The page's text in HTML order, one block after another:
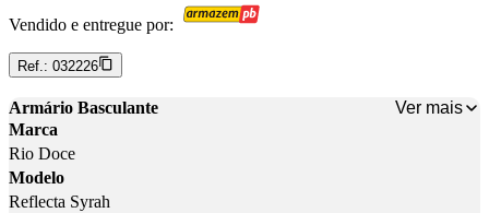
Vendido e entregue por:
Ref.: 032226
Armário Basculante
Ver mais
Marca
Rio Doce
Modelo
Reflecta Syrah